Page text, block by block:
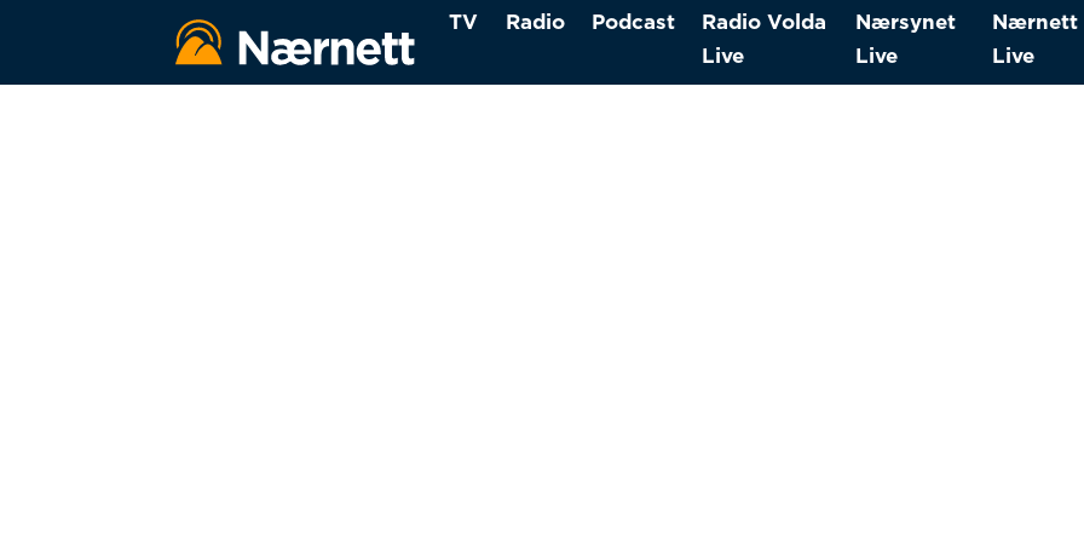
TV Radio Podcast
Radio Volda
Live
Nærsynet
Live
Nærnett
Live